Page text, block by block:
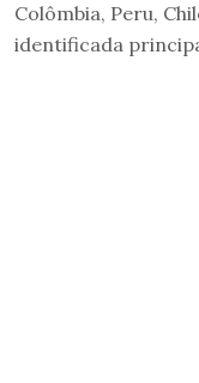
Colômbia, Peru,
identificada